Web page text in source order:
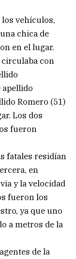
vehículos,
chica de
en el lugar.
con
apellido
Romero (51)
Los dos
fueron
fatales residían
en
y la velocidad
fueron los
ya que uno
a metros de la
de la